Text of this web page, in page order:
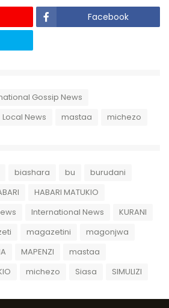
Facebook
Gossip News
Local News mastaa michezo
biashara bu
burudani
HABARI MATUKIO
International News
KURANI
magazetini
magonjwa
MAPENZI
mastaa
michezo Siasa SIMULIZI